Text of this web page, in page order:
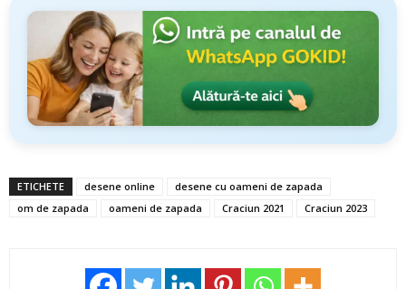
ETICHETE desene online
desene cu oameni de zapada
om de zapada
oameni de zapada Craciun 2021 Craciun 2023